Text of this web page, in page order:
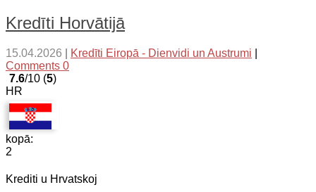
Kredīti Horvātijā
15.04.2026 Kredīti Eiropā - Dienvidi un Austrumi
Comments 0
7.6/10 (5)
HR
kopā:
2
Krediti u Hrvatskoj